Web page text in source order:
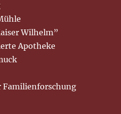
Wilhelm”
Apotheke